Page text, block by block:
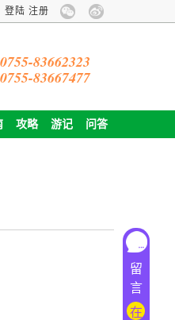
登陆 注册
0755-83662323
0755-83667477
问答
游记
攻略
留
言
在